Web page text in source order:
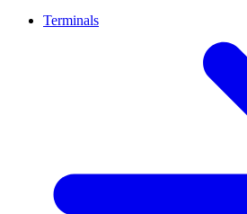
Terminals